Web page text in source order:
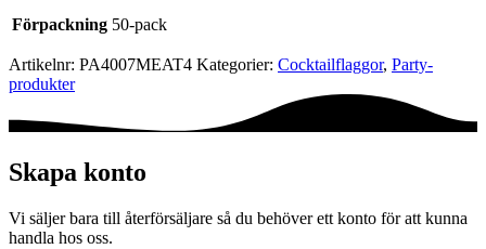
Förpackning 50-pack
Artikelnr: PA4007MEAT4 Kategorier: Cocktail­flaggor, Party­­
produkter
Skapa konto
Vi säljer bara till återförsäljare så du behöver ett konto för att kunna
handla hos oss.